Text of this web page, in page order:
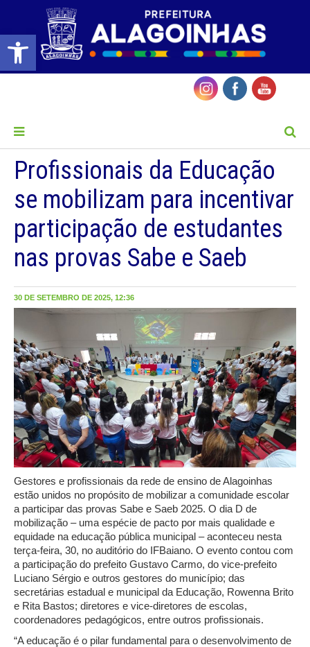
Barra de Ferramentas Aberta
Profissionais da Educação
se mobilizam para incentivar
participação de estudantes
nas provas Sabe e Saeb
30 DE SETEMBRO DE 2025, 12:36
Gestores e profissionais da rede de ensino de Alagoinhas
estão unidos no propósito de mobilizar a comunidade escolar
a participar das provas Sabe e Saeb 2025. O dia D de
mobilização – uma espécie de pacto por mais qualidade e
equidade na educação pública municipal – aconteceu nesta
terça-feira, 30, no auditório do IFBaiano. O evento contou com
a participação do prefeito Gustavo Carmo, do vice-prefeito
Luciano Sérgio e outros gestores do município; das
secretárias estadual e municipal da Educação, Rowenna Brito
e Rita Bastos; diretores e vice-diretores de escolas,
coordenadores pedagógicos, entre outros profissionais.
“A educação é o pilar fundamental para o desenvolvimento de